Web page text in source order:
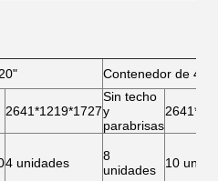
Contenedor de 40"
2641*1219*1727
Sin techo
y
parabrisas
4 unidades
8
unidades
10